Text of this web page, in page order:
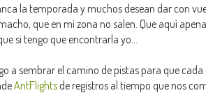
la temporada y muchos desean dar con
que en mi zona no salen. Que aquí
si tengo que encontrarla yo...
a sembrar el camino de pistas para que
AntFlights de registros al tiempo que nos